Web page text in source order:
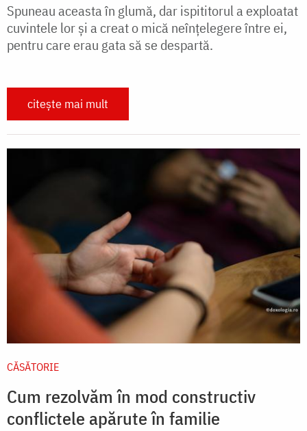
Spuneau aceasta în glumă, dar ispititorul a exploatat
cuvintele lor și a creat o mică neînțelegere între ei,
pentru care erau gata să se despartă.
citește mai mult
CĂSĂTORIE
Cum rezolvăm în mod constructiv
conflictele apărute în familie